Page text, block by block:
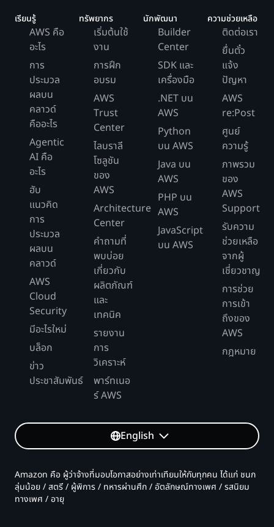
เรียนรู้
AWS คือ
อะไร
การ
ประมวล
ผลบน
คลาวด์
คืออะไร
Agentic
AI คือ
อะไร
ฮับ
แนวคิด
การ
ประมวล
ผลบน
คลาวด์
AWS
Cloud
Security
มีอะไรใหม่
บล็อก
ข่าว
ประชาสัมพันธ์
ทรัพยากร
เริ่มต้นใช้
งาน
การฝึก
อบรม
AWS
Trust
Center
ไลบราลี
โซลูชัน
ของ
AWS
Architecture
Center
คำถามที่
พบบ่อย
เกี่ยวกับ
ผลิตภัณฑ์
และ
เทคนิค
รายงาน
การ
วิเคราะห์
พาร์ทเนอ
ร์ AWS
นักพัฒนา
Builder
Center
SDK และ
เครื่องมือ
.NET บน
AWS
Python
บน AWS
Java บน
AWS
PHP บน
AWS
JavaScript
บน AWS
ความช่วยเหลือ
ติดต่อเรา
ยื่นตั๋ว
แจ้ง
ปัญหา
AWS
re:Post
ศูนย์
ความรู้
ภาพรวม
ของ
AWS
Support
รับความ
ช่วยเหลือ
จากผู้
เชี่ยวชาญ
การช่วย
การเข้า
ถึงของ
AWS
กฎหมาย
English
Amazon คือ ผู้ว่าจ้างที่มอบโอกาสอย่างเท่าเทียมให้กับทุกคน ได้แก่ ชนก
ลุ่มน้อย / สตรี / ผู้พิการ / ทหารผ่านศึก / อัตลักษณ์ทางเพศ / รสนิยม
ทางเพศ / อายุ